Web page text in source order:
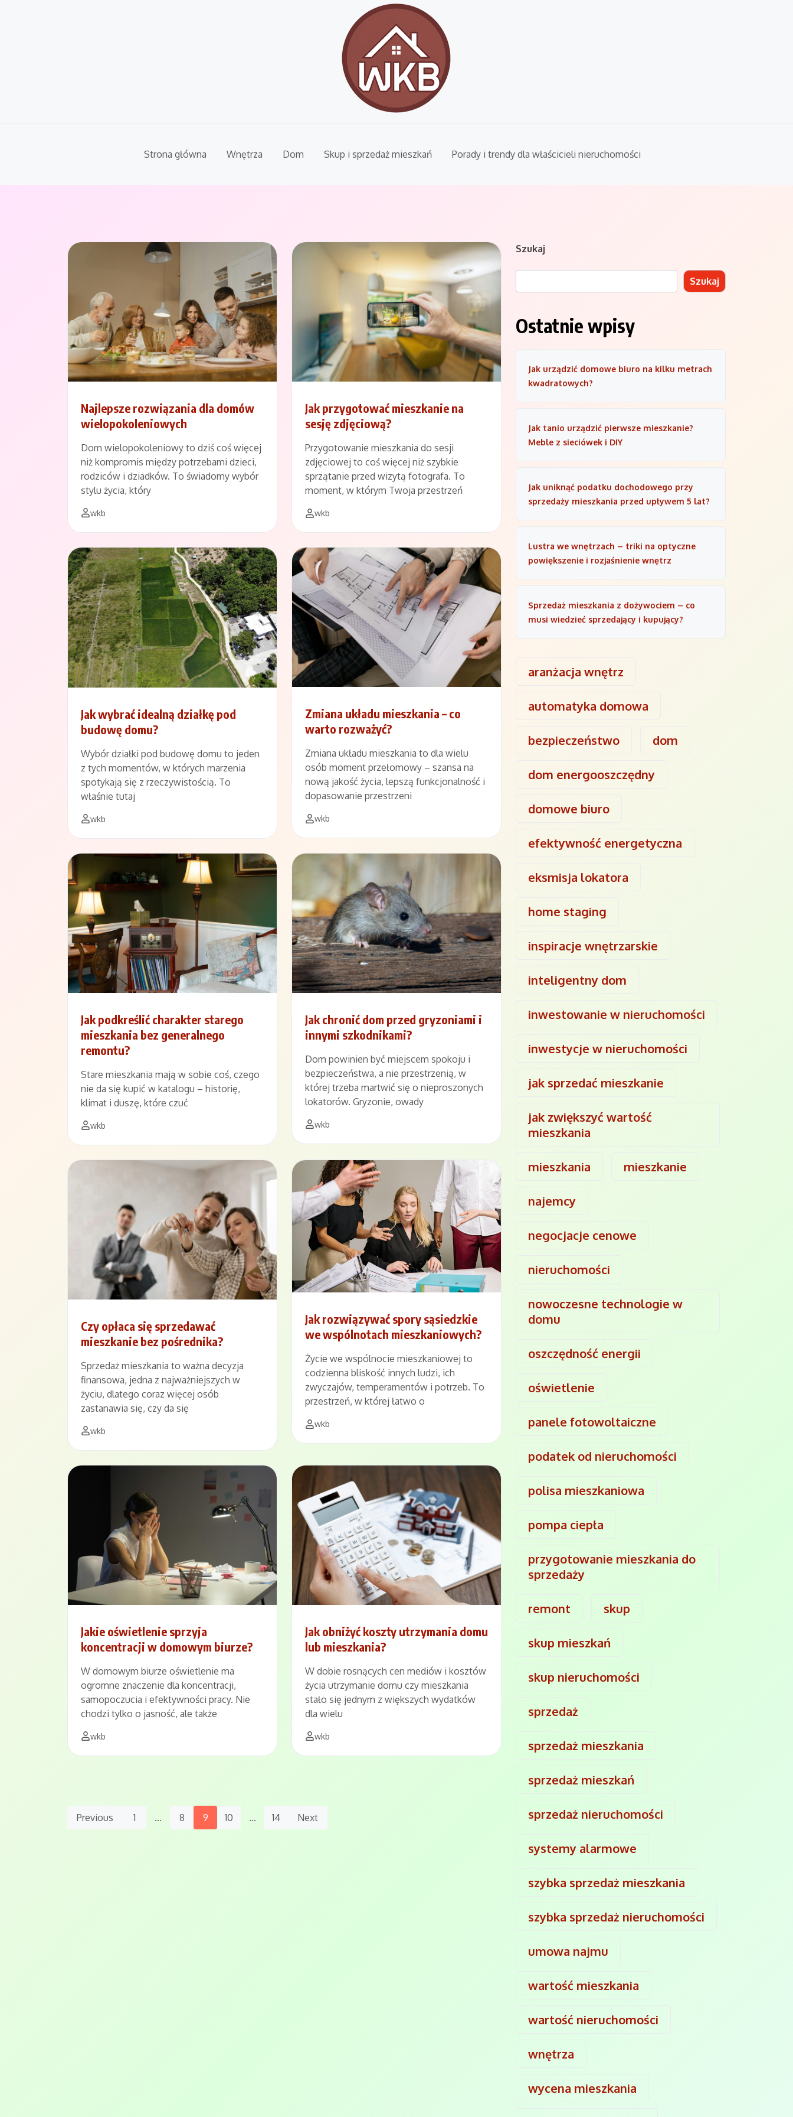
Strona główna Wnętrza Dom Skup i sprzedaż mieszkań Porady i trendy dla właścicieli nieruchomości
Najlepsze rozwiązania dla domów
wielopokoleniowych
Dom wielopokoleniowy to dziś coś więcej
niż kompromis między potrzebami dzieci,
rodziców i dziadków. To świadomy wybór
stylu życia, który
wkb
Jak przygotować mieszkanie na
sesję zdjęciową?
Przygotowanie mieszkania do sesji
zdjęciowej to coś więcej niż szybkie
sprzątanie przed wizytą fotografa. To
moment, w którym Twoja przestrzeń
wkb
Jak wybrać idealną działkę pod
budowę domu?
Wybór działki pod budowę domu to jeden
z tych momentów, w których marzenia
spotykają się z rzeczywistością. To
właśnie tutaj
wkb
Zmiana układu mieszkania – co
warto rozważyć?
Zmiana układu mieszkania to dla wielu
osób moment przełomowy – szansa na
nową jakość życia, lepszą funkcjonalność i
dopasowanie przestrzeni
wkb
Jak podkreślić charakter starego
mieszkania bez generalnego
remontu?
Stare mieszkania mają w sobie coś, czego
nie da się kupić w katalogu – historię,
klimat i duszę, które czuć
wkb
Jak chronić dom przed gryzoniami i
innymi szkodnikami?
Dom powinien być miejscem spokoju i
bezpieczeństwa, a nie przestrzenią, w
której trzeba martwić się o nieproszonych
lokatorów. Gryzonie, owady
wkb
Czy opłaca się sprzedawać
mieszkanie bez pośrednika?
Sprzedaż mieszkania to ważna decyzja
finansowa, jedna z najważniejszych w
życiu, dlatego coraz więcej osób
zastanawia się, czy da się
wkb
Jak rozwiązywać spory sąsiedzkie
we wspólnotach mieszkaniowych?
Życie we wspólnocie mieszkaniowej to
codzienna bliskość innych ludzi, ich
zwyczajów, temperamentów i potrzeb. To
przestrzeń, w której łatwo o
wkb
Jakie oświetlenie sprzyja
koncentracji w domowym biurze?
W domowym biurze oświetlenie ma
ogromne znaczenie dla koncentracji,
samopoczucia i efektywności pracy. Nie
chodzi tylko o jasność, ale także
wkb
Jak obniżyć koszty utrzymania domu
lub mieszkania?
W dobie rosnących cen mediów i kosztów
życia utrzymanie domu czy mieszkania
stało się jednym z większych wydatków
dla wielu
wkb
Posts
Previous 1 … 8 9 10 … 14 Next
Szukaj
Szukaj
Ostatnie wpisy
Jak urządzić domowe biuro na kilku metrach
kwadratowych?
Jak tanio urządzić pierwsze mieszkanie?
Meble z sieciówek i DIY
Jak uniknąć podatku dochodowego przy
sprzedaży mieszkania przed upływem 5 lat?
Lustra we wnętrzach – triki na optyczne
powiększenie i rozjaśnienie wnętrz
Sprzedaż mieszkania z dożywociem – co
musi wiedzieć sprzedający i kupujący?
aranżacja wnętrz
automatyka domowa
bezpieczeństwo dom
dom energooszczędny
domowe biuro
efektywność energetyczna
eksmisja lokatora
home staging
inspiracje wnętrzarskie
inteligentny dom
inwestowanie w nieruchomości
inwestycje w nieruchomości
jak sprzedać mieszkanie
jak zwiększyć wartość
mieszkania
mieszkania mieszkanie
najemcy
negocjacje cenowe
nieruchomości
nowoczesne technologie w
domu
oszczędność energii
oświetlenie
panele fotowoltaiczne
podatek od nieruchomości
polisa mieszkaniowa
pompa ciepła
przygotowanie mieszkania do
sprzedaży
remont skup
skup mieszkań
skup nieruchomości
sprzedaż
sprzedaż mieszkania
sprzedaż mieszkań
sprzedaż nieruchomości
systemy alarmowe
szybka sprzedaż mieszkania
szybka sprzedaż nieruchomości
umowa najmu
wartość mieszkania
wartość nieruchomości
wnętrza
wycena mieszkania